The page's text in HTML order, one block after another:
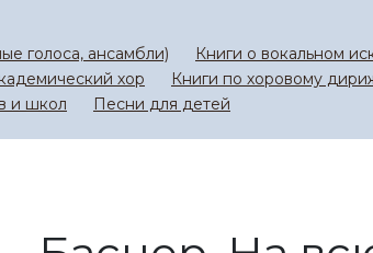
голоса, ансамбли) Книги о вокальном
хор Книги по хоровому
и школ Песни для детей